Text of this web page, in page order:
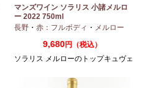
・ピノノワール
マンズワイン ソラリス 小諸メルロ
ー 2022 750ml
長野 ・ 赤：フルボディ ・ メルロー
9,680円（税込）
ソラリス メルローのトップキュヴェ